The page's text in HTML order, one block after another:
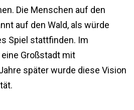
Die Menschen auf den
auf den Wald, als würde
Spiel stattfinden. Im
Großstadt mit
später wurde diese Vision